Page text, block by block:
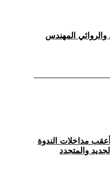
والروائي المهندس
مداخلات الندوة
والمتجدد